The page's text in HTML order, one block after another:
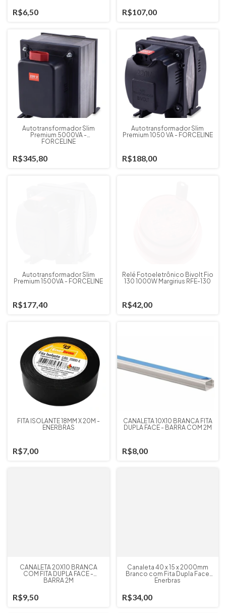
R$6,50 R$107,00
Autotransformador Slim
Premium 5000VA -
FORCELINE
R$345,80
Autotransformador Slim
Premium 1050 VA - FORCELINE
R$188,00
Autotransformador Slim
Premium 1500VA - FORCELINE
R$177,40
Relé Fotoeletrônico Bivolt Fio
130 1000W Margirius RFE-130
R$42,00
FITA ISOLANTE 18MM X 20M -
ENERBRAS
R$7,00
CANALETA 10X10 BRANCA FITA
DUPLA FACE - BARRA COM 2M
R$8,00
CANALETA 20X10 BRANCA
COM FITA DUPLA FACE -
BARRA 2M
R$9,50
Canaleta 40 x 15 x 2000mm
Branco com Fita Dupla Face
Enerbras
R$34,00